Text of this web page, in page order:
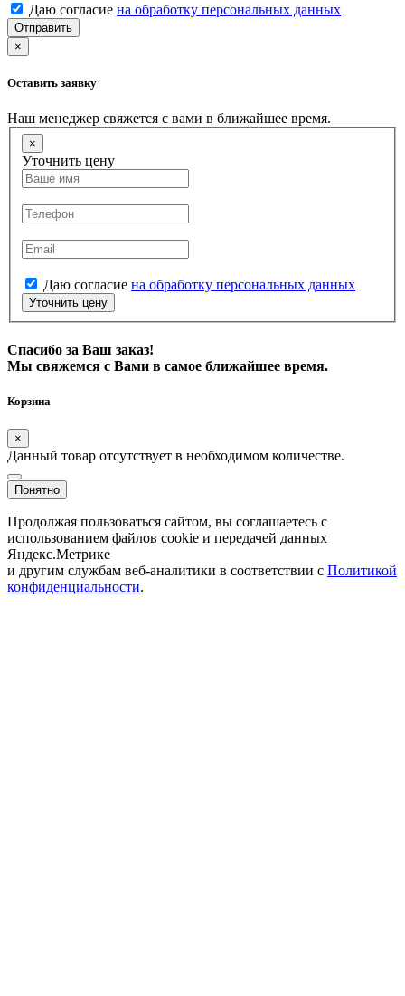
Даю согласие на обработку персональных данных
Отправить
×
Оставить заявку
Наш менеджер свяжется с вами в ближайшее время.
×
Уточнить цену
Даю согласие на обработку персональных данных
Уточнить цену
Спасибо за Ваш заказ!
Мы свяжемся с Вами в самое ближайшее время.
Корзина
×
Данный товар отсутствует в необходимом количестве.
Понятно
Продолжая пользоваться сайтом, вы соглашаетесь с
использованием файлов cookie и передачей данных
Яндекс.Метрике
и другим службам веб-аналитики в соответствии с Политикой
конфиденциальности.